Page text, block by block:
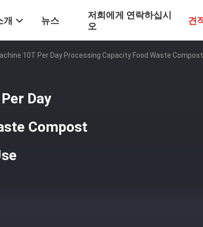
개 뉴스
저희에게 연락하십시
오
견
10T Per Day Processing Capacity Food Waste
Day
Compost